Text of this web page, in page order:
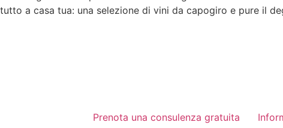
a casa tua: una selezione di vini da capogiro e pure il
Prenota una consulenza gratuita